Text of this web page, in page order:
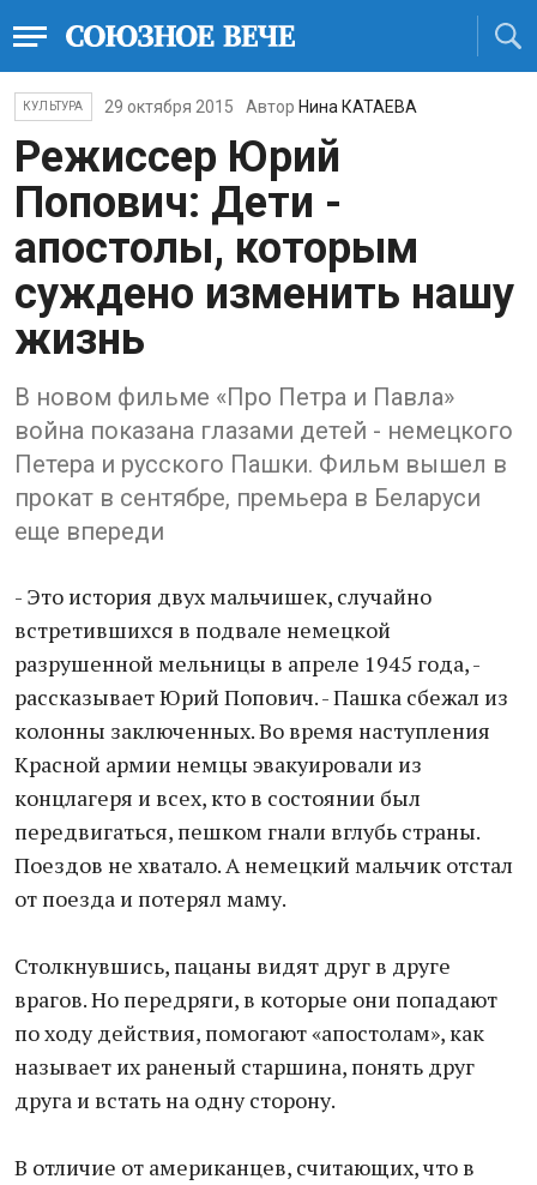
КУЛЬТУРА 29 октября 2015 Автор Нина КАТАЕВА
Режиссер Юрий
Попович: Дети -
апостолы, которым
суждено изменить нашу
жизнь
В новом фильме «Про Петра и Павла»
война показана глазами детей - немецкого
Петера и русского Пашки. Фильм вышел в
прокат в сентябре, премьера в Беларуси
еще впереди
- Это история двух мальчишек, случайно
встретившихся в подвале немецкой
разрушенной мельницы в апреле 1945 года, -
рассказывает Юрий Попович. - Пашка сбежал из
колонны заключенных. Во время наступления
Красной армии немцы эвакуировали из
концлагеря и всех, кто в состоянии был
передвигаться, пешком гнали вглубь страны.
Поездов не хватало. А немецкий мальчик отстал
от поезда и потерял маму.
Столкнувшись, пацаны видят друг в друге
врагов. Но передряги, в которые они попадают
по ходу действия, помогают «апостолам», как
называет их раненый старшина, понять друг
друга и встать на одну сторону.
В отличие от американцев, считающих, что в